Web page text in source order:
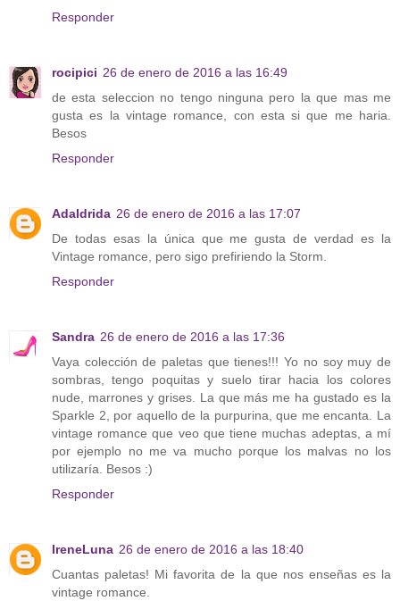
Responder
rocipici 26 de enero de 2016 a las 16:49
de esta seleccion no tengo ninguna pero la que mas me
gusta es la vintage romance, con esta si que me haria.
Besos
Responder
Adaldrida 26 de enero de 2016 a las 17:07
De todas esas la única que me gusta de verdad es la
Vintage romance, pero sigo prefiriendo la Storm.
Responder
Sandra 26 de enero de 2016 a las 17:36
Vaya colección de paletas que tienes!!! Yo no soy muy de
sombras, tengo poquitas y suelo tirar hacia los colores
nude, marrones y grises. La que más me ha gustado es la
Sparkle 2, por aquello de la purpurina, que me encanta. La
vintage romance que veo que tiene muchas adeptas, a mí
por ejemplo no me va mucho porque los malvas no los
utilizaría. Besos :)
Responder
IreneLuna 26 de enero de 2016 a las 18:40
Cuantas paletas! Mi favorita de la que nos enseñas es la
vintage romance.